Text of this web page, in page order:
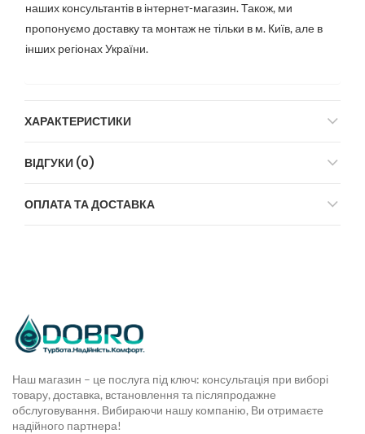
наших консультантів в інтернет-магазин. Також, ми
пропонуємо доставку та монтаж не тільки в м. Київ, але в
інших регіонах України.
ХАРАКТЕРИСТИКИ
ВІДГУКИ (0)
ОПЛАТА ТА ДОСТАВКА
Наш магазин – це послуга під ключ: консультація при виборі
товару, доставка, встановлення та післяпродажне
обслуговування. Вибираючи нашу компанію, Ви отримаєте
надійного партнера!